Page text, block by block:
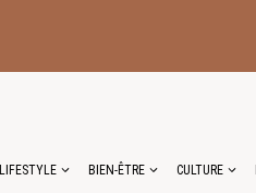
LIFESTYLE BIEN-ÊTRE CULTURE